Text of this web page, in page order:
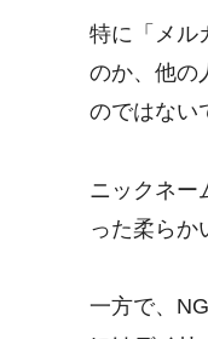
特に「メル
のか、他の
のではない
ニックネー
った柔らか
一方で、